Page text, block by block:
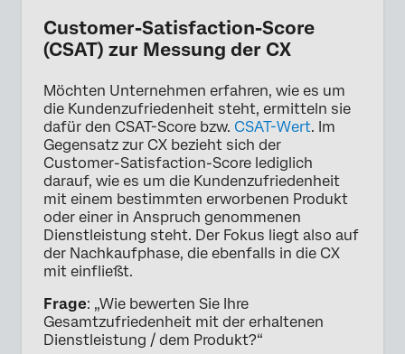
Customer-Satisfaction-Score
(CSAT) zur Messung der CX
Möchten Unternehmen erfahren, wie es um
die Kundenzufriedenheit steht, ermitteln sie
dafür den CSAT-Score bzw. CSAT-Wert. Im
Gegensatz zur CX bezieht sich der
Customer-Satisfaction-Score lediglich
darauf, wie es um die Kundenzufriedenheit
mit einem bestimmten erworbenen Produkt
oder einer in Anspruch genommenen
Dienstleistung steht. Der Fokus liegt also auf
der Nachkaufphase, die ebenfalls in die CX
mit einfließt.
Frage: „Wie bewerten Sie Ihre
Gesamtzufriedenheit mit der erhaltenen
Dienstleistung / dem Produkt?“